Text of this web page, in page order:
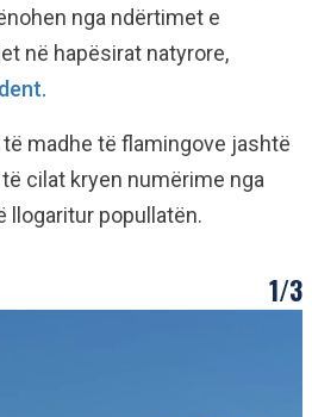
nga ndërtimet e
në hapësirat natyrore,
madhe të flamingove jashtë
cilat kryen numërime nga
llogaritur popullatën.
1/3